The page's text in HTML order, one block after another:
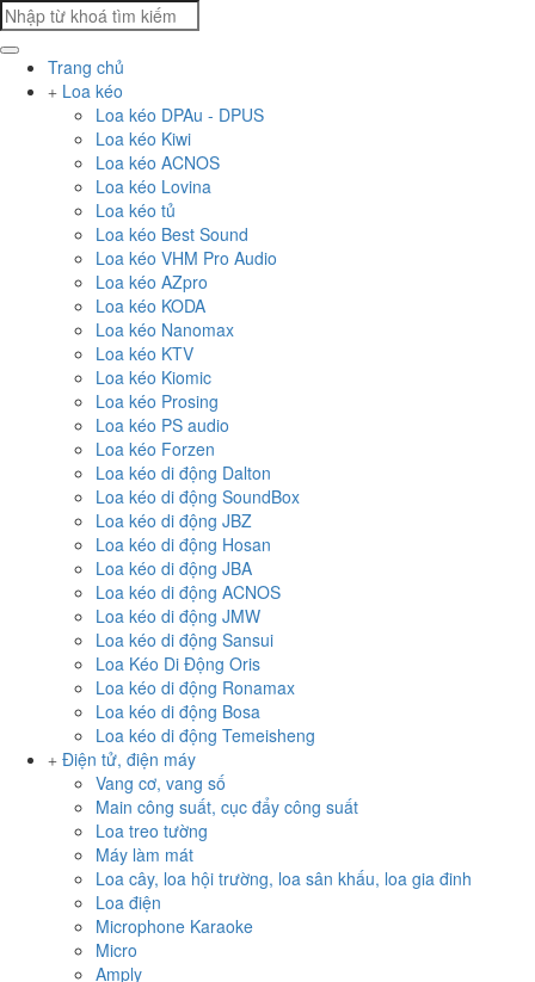
Trang chủ
Loa kéo
Loa kéo DPAu - DPUS
Loa kéo Kiwi
Loa kéo ACNOS
Loa kéo Lovina
Loa kéo tủ
Loa kéo Best Sound
Loa kéo VHM Pro Audio
Loa kéo AZpro
Loa kéo KODA
Loa kéo Nanomax
Loa kéo KTV
Loa kéo Kiomic
Loa kéo Prosing
Loa kéo PS audio
Loa kéo Forzen
Loa kéo di động Dalton
Loa kéo di động SoundBox
Loa kéo di động JBZ
Loa kéo di động Hosan
Loa kéo di động JBA
Loa kéo di động ACNOS
Loa kéo di động JMW
Loa kéo di động Sansui
Loa Kéo Di Động Oris
Loa kéo di động Ronamax
Loa kéo di động Bosa
Loa kéo di động Temeisheng
Điện tử, điện máy
Vang cơ, vang số
Main công suất, cục đẩy công suất
Loa treo tường
Máy làm mát
Loa cây, loa hội trường, loa sân khấu, loa gia đinh
Loa điện
Microphone Karaoke
Micro
Amply